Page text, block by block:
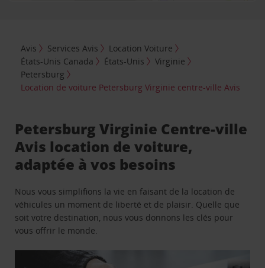
Avis Services Avis
Location Voiture
États-Unis Canada
États-Unis
Virginie
Petersburg
Location de voiture Petersburg Virginie centre-ville Avis
Petersburg Virginie Centre-ville
Avis location de voiture,
adaptée à vos besoins
Nous vous simplifions la vie en faisant de la location de
véhicules un moment de liberté et de plaisir. Quelle que
soit votre destination, nous vous donnons les clés pour
vous offrir le monde.